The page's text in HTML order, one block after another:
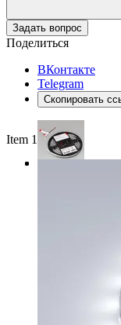
Задать вопрос
Поделиться
ВКонтакте
Telegram
Скопировать
Item 1 of 3